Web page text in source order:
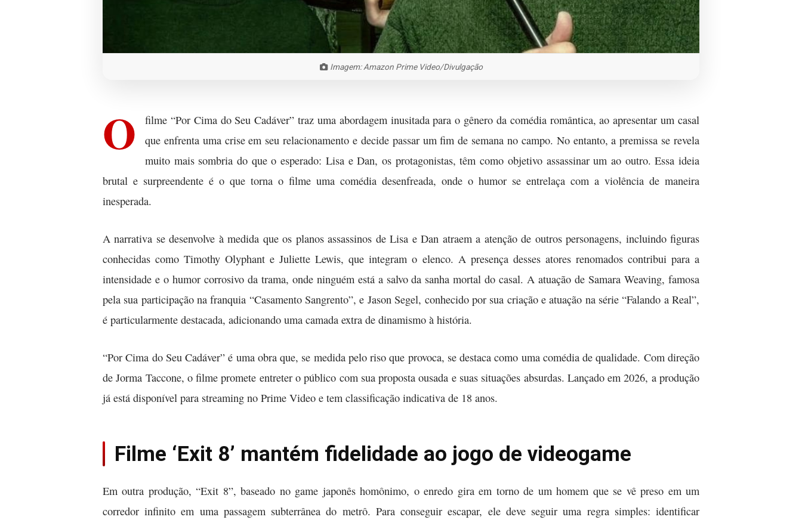
Imagem: Amazon Prime Video/Divulgação
O
filme “Por Cima do Seu Cadáver” traz uma abordagem inusitada para o gênero da comédia romântica, ao apresentar um casal
que enfrenta uma crise em seu relacionamento e decide passar um fim de semana no campo. No entanto, a premissa se revela
muito mais sombria do que o esperado: Lisa e Dan, os protagonistas, têm como objetivo assassinar um ao outro. Essa ideia
brutal e surpreendente é o que torna o filme uma comédia desenfreada, onde o humor se entrelaça com a violência de maneira
inesperada.
A narrativa se desenvolve à medida que os planos assassinos de Lisa e Dan atraem a atenção de outros personagens, incluindo figuras
conhecidas como Timothy Olyphant e Juliette Lewis, que integram o elenco. A presença desses atores renomados contribui para a
intensidade e o humor corrosivo da trama, onde ninguém está a salvo da sanha mortal do casal. A atuação de Samara Weaving, famosa
pela sua participação na franquia “Casamento Sangrento”, e Jason Segel, conhecido por sua criação e atuação na série “Falando a Real”,
é particularmente destacada, adicionando uma camada extra de dinamismo à história.
“Por Cima do Seu Cadáver” é uma obra que, se medida pelo riso que provoca, se destaca como uma comédia de qualidade. Com direção
de Jorma Taccone, o filme promete entreter o público com sua proposta ousada e suas situações absurdas. Lançado em 2026, a produção
já está disponível para streaming no Prime Video e tem classificação indicativa de 18 anos.
Filme ‘Exit 8’ mantém fidelidade ao jogo de videogame
Em outra produção, “Exit 8”, baseado no game japonês homônimo, o enredo gira em torno de um homem que se vê preso em um
corredor infinito em uma passagem subterrânea do metrô. Para conseguir escapar, ele deve seguir uma regra simples: identificar